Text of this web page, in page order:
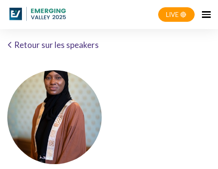
LIVE 🔴
Retour sur les speakers